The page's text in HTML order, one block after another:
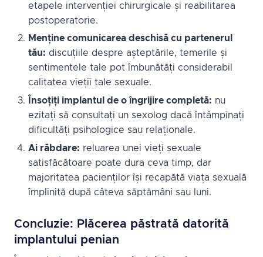
etapele intervenției chirurgicale și reabilitarea
postoperatorie.
Menține comunicarea deschisă cu partenerul
tău: discuțiile despre așteptările, temerile și
sentimentele tale pot îmbunătăți considerabil
calitatea vieții tale sexuale.
Însoțiți implantul de o îngrijire completă: nu
ezitați să consultați un sexolog dacă întâmpinați
dificultăți psihologice sau relaționale.
Ai răbdare: reluarea unei vieți sexuale
satisfăcătoare poate dura ceva timp, dar
majoritatea pacienților își recapătă viața sexuală
împlinită după câteva săptămâni sau luni.
Concluzie: Plăcerea păstrată datorită
implantului penian